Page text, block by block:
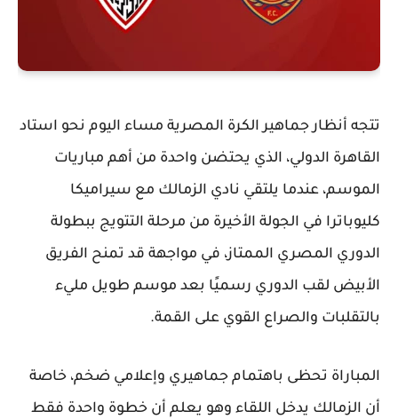
تتجه أنظار جماهير الكرة المصرية مساء اليوم نحو استاد
القاهرة الدولي، الذي يحتضن واحدة من أهم مباريات
الموسم، عندما يلتقي نادي الزمالك مع سيراميكا
كليوباترا في الجولة الأخيرة من مرحلة التتويج ببطولة
الدوري المصري الممتاز، في مواجهة قد تمنح الفريق
الأبيض لقب الدوري رسميًا بعد موسم طويل مليء
بالتقلبات والصراع القوي على القمة.
المباراة تحظى باهتمام جماهيري وإعلامي ضخم، خاصة
أن الزمالك يدخل اللقاء وهو يعلم أن خطوة واحدة فقط